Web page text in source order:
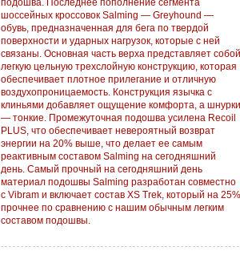
подошва. Последнее пополнение сегмента
шоссейных кроссовок Salming — Greyhound —
обувь, предназначенная для бега по твердой
поверхности и ударных нагрузок, которые с ней
связаны. Основная часть верха представляет собой
легкую цельную трехслойную конструкцию, которая
обеспечивает плотное прилегание и отличную
воздухопроницаемость. Конструкция язычка с
клиньями добавляет ощущение комфорта, а шнурки
— тонкие. Промежуточная подошва усилена Recoil
PLUS, что обеспечивает невероятный возврат
энергии на 20% выше, что делает ее самым
реактивным составом Salming на сегодняшний
день. Самый прочный на сегодняшний день
материал подошвы Salming разработан совместно
с Vibram и включает состав XS Trek, который на 25%
прочнее по сравнению с нашим обычным легким
составом подошвы.